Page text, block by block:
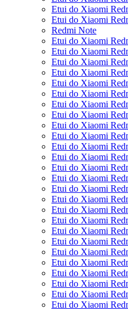
Etui do Xiaomi
Etui do Xiaomi
Redmi Note
Etui do Xiaomi
Etui do Xiaomi
Etui do Xiaomi
Etui do Xiaomi
Etui do Xiaomi
Etui do Xiaomi
Etui do Xiaomi
Etui do Xiaomi
Etui do Xiaomi
Etui do Xiaomi
Etui do Xiaomi
Etui do Xiaomi
Etui do Xiaomi
Etui do Xiaomi
Etui do Xiaomi
Etui do Xiaomi
Etui do Xiaomi
Etui do Xiaomi
Etui do Xiaomi
Etui do Xiaomi
Etui do Xiaomi
Etui do Xiaomi
Etui do Xiaomi
Etui do Xiaomi
Etui do Xiaomi
Etui do Xiaomi